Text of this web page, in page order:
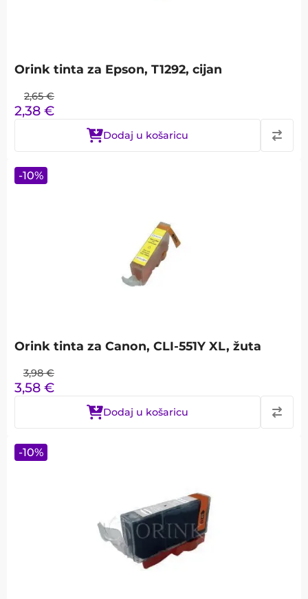
Orink tinta za Epson, T1292, cijan
2,65 €
2,38 €
Dodaj u košaricu
Orink tinta za Canon, CLI-551Y XL, žuta
3,98 €
3,58 €
Dodaj u košaricu
-10%
-10%